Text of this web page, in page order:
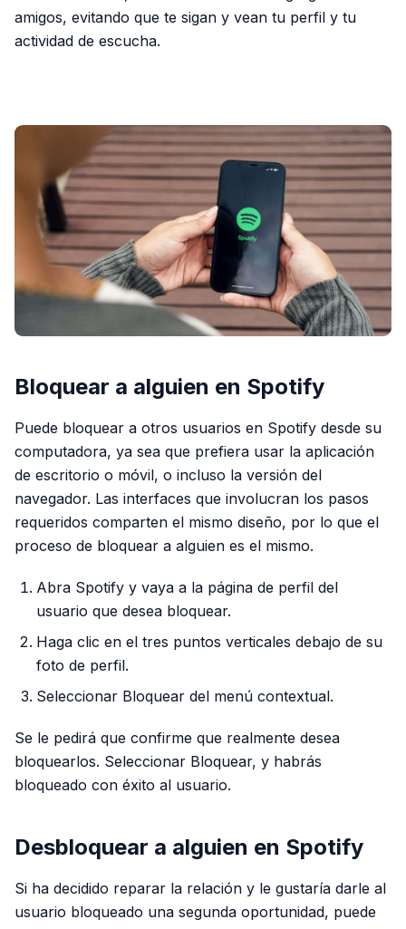
amigos, evitando que te sigan y vean tu perfil y tu
actividad de escucha.
Bloquear a alguien en Spotify
Puede bloquear a otros usuarios en Spotify desde su
computadora, ya sea que prefiera usar la aplicación
de escritorio o móvil, o incluso la versión del
navegador. Las interfaces que involucran los pasos
requeridos comparten el mismo diseño, por lo que el
proceso de bloquear a alguien es el mismo.
Abra Spotify y vaya a la página de perfil del
usuario que desea bloquear.
Haga clic en el tres puntos verticales debajo de su
foto de perfil.
Seleccionar Bloquear del menú contextual.
Se le pedirá que confirme que realmente desea
bloquearlos. Seleccionar Bloquear, y habrás
bloqueado con éxito al usuario.
Desbloquear a alguien en Spotify
Si ha decidido reparar la relación y le gustaría darle al
usuario bloqueado una segunda oportunidad, puede